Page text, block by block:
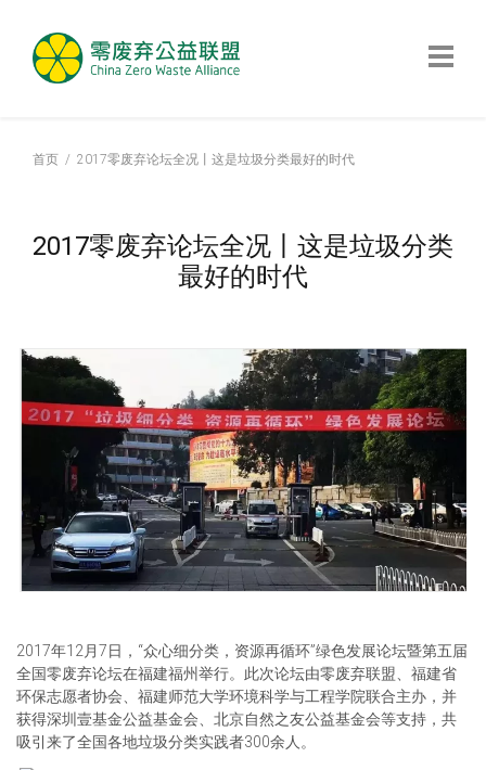
首页 2017零废弃论坛全况丨这是垃圾分类最好的时代
2017零废弃论坛全况丨这是垃圾分类
最好的时代
2017年12月7日，“众心细分类，资源再循环”绿色发展论坛暨第五届
全国零废弃论坛在福建福州举行。此次论坛由零废弃联盟、福建省
环保志愿者协会、福建师范大学环境科学与工程学院联合主办，并
获得深圳壹基金公益基金会、北京自然之友公益基金会等支持，共
吸引来了全国各地垃圾分类实践者300余人。